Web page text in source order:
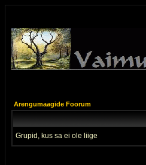
Arengumaagide Foorum
Grupid, kus sa ei ole liige